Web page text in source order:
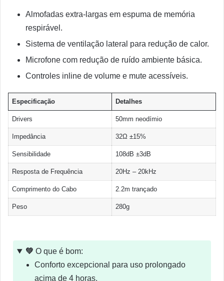
Almofadas extra-largas em espuma de memória
respirável.
Sistema de ventilação lateral para redução de calor.
Microfone com redução de ruído ambiente básica.
Controles inline de volume e mute acessíveis.
Especificação Detalhes
Drivers 50mm neodímio
Impedância 32Ω ±15%
Sensibilidade 108dB ±3dB
Resposta de Frequência 20Hz – 20kHz
Comprimento do Cabo 2.2m trançado
Peso 280g
💚 O que é bom:
Conforto excepcional para uso prolongado
acima de 4 horas.